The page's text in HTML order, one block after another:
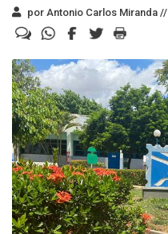
por Antonio Carlos Miranda //